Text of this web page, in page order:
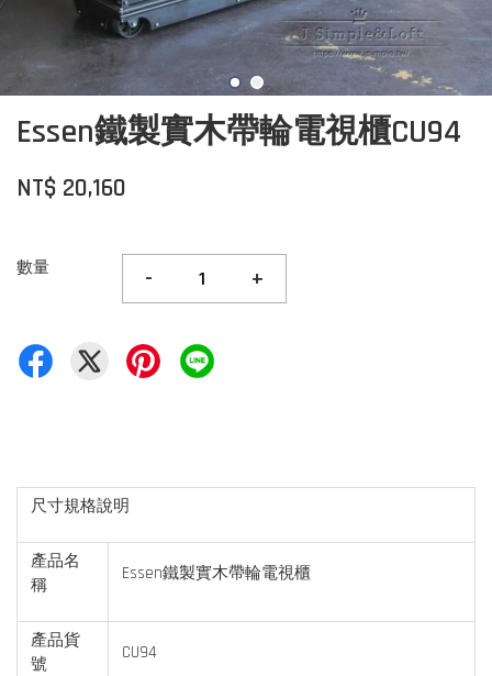
Essen鐵製實木帶輪電視櫃CU94
NT$ 20,160
數量 - +
尺寸規格說明
產品名
稱
Essen鐵製實木帶輪電視櫃
產品貨
號
CU94